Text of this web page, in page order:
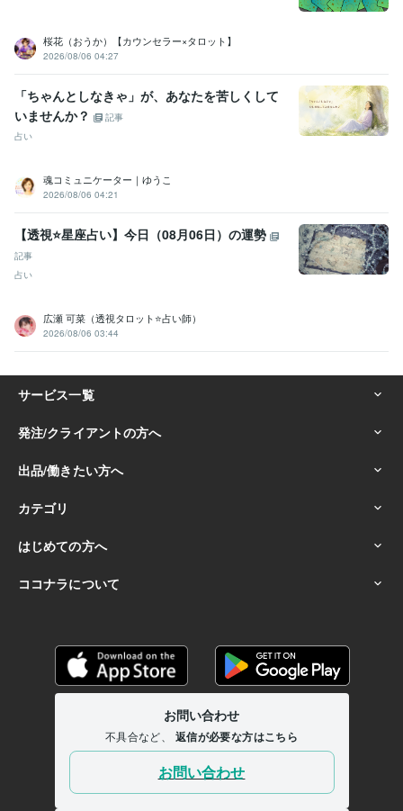
桜花（おうか）【カウンセラー×タロット】
2026/08/06 04:27
「ちゃんとしなきゃ」が、あなたを苦しくして
いませんか？
記事
占い
魂コミュニケーター｜ゆうこ
2026/08/06 04:21
【透視⭐️星座占い】今日（08月06日）の運勢
記事
占い
広瀬 可菜（透視タロット⭐占い師）
2026/08/06 03:44